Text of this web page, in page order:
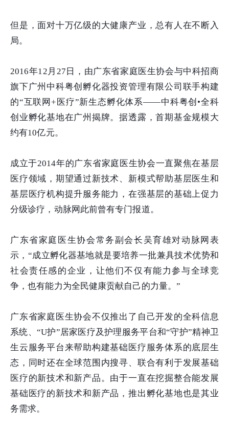
但是，面对十万亿级的大健康产业，总有人在不断入
局。
2016年12月27日，由广东省家庭医生协会与中科招商
旗下广州中科粤创孵化器投资管理有限公司联手构建
的“互联网+医疗”新生态孵化体系——中科粤创•全科
创业孵化基地在广州揭牌。据透露，首期基金规模大
约有10亿元。
成立于2014年的广东省家庭医生协会一直聚焦在基层
医疗领域，期望通过新技术、新模式帮助基层医生和
基层医疗机构提升服务能力，在强基层的基础上促力
分级诊疗，动脉网此前曾有专门报道。
广东省家庭医生协会常务副会长吴育雄对动脉网表
示，“成立孵化器基地就是要培养一批兼具技术优势和
社会责任感的企业，让他们不仅有能力参与全球竞
争，也有能力为全民健康贡献自己的力量。”
广东省家庭医生协会不仅推出了自己开发的全科信息
系统、“U护”居家医疗及护理服务平台和“守护”精神卫
生云服务平台来帮助构建基础医疗服务体系的底层生
态，同时还在全球范围内搜寻、联合有利于发展基础
医疗的新技术和新产品。由于一直在挖掘整合能发展
基础医疗的新技术和新产品，推出孵化基地也是其业
务需求。